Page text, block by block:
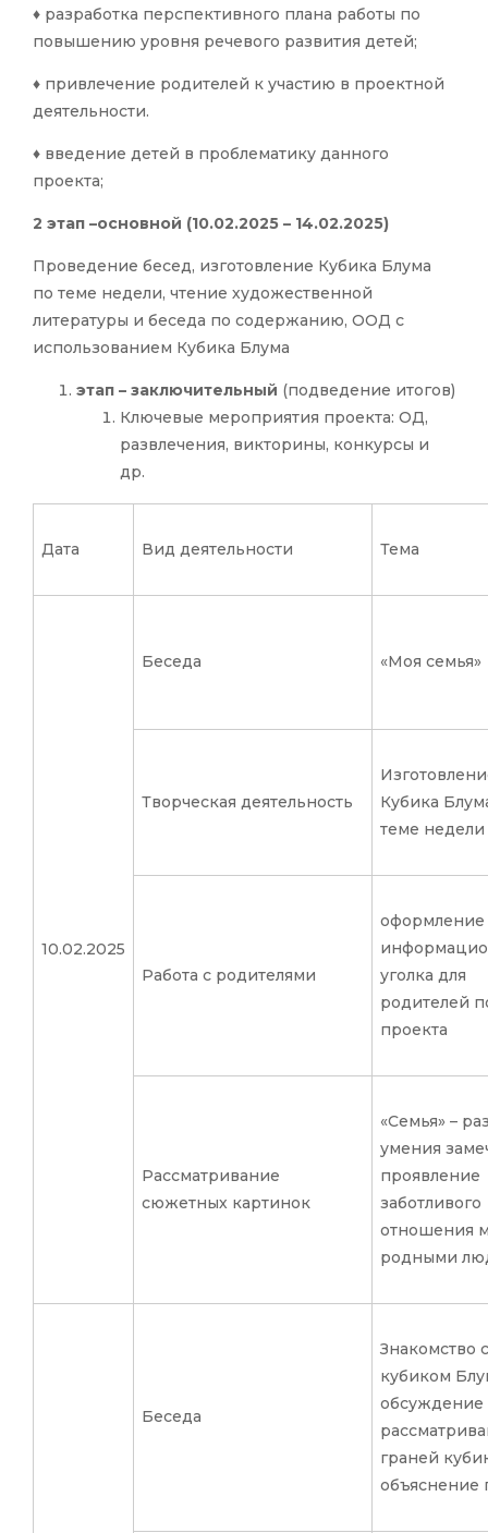
♦ разработка перспективного плана работы по
повышению уровня речевого развития детей;
♦ привлечение родителей к участию в проектной
деятельности.
♦ введение детей в проблематику данного
проекта;
2 этап –основной (10.02.2025 – 14.02.2025)
Проведение бесед, изготовление Кубика Блума
по теме недели, чтение художественной
литературы и беседа по содержанию, ООД с
использованием Кубика Блума
этап – заключительный (подведение итогов)
Ключевые мероприятия проекта: ОД,
развлечения, викторины, конкурсы и
др.
Дата Вид деятельности Тема
10.02.2025
Беседа «Моя семья»
Творческая деятельность
Кубика
теме недели
Работа с родителями
оформление
уголка для
родителей
проекта
Рассматривание
сюжетных картинок
«Семья» –
умения
проявление
заботливого
отношения
родными
Беседа
Знакомство с
кубиком
обсуждение
граней
объяснение